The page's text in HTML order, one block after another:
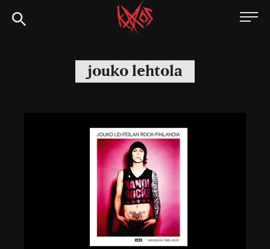
Siirry
suoraan
Kaaoszine
jouko lehtola